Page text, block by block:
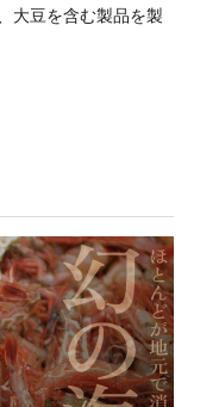
大豆を含む製品を製